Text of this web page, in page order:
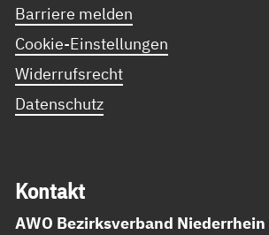
Barriere melden
Cookie-Einstellungen
Widerrufsrecht
Datenschutz
Kon­takt
AWO Bezirksverband Niederrhein